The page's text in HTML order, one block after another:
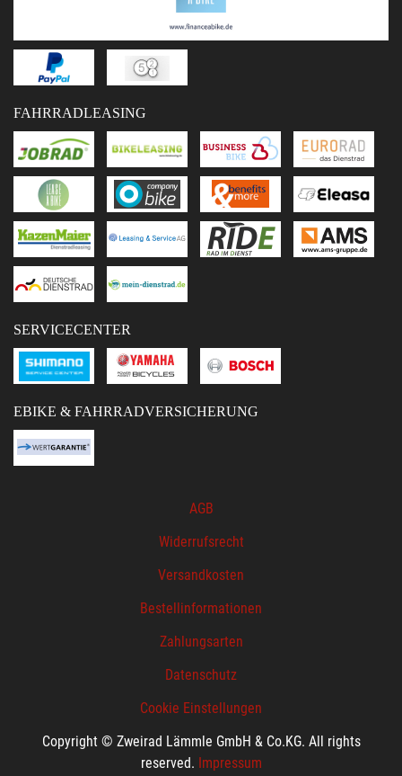
FAHRRADLEASING
SERVICECENTER
EBIKE & FAHRRADVERSICHERUNG
AGB
Widerrufsrecht
Versandkosten
Bestellinformationen
Zahlungsarten
Datenschutz
Cookie Einstellungen
Copyright © Zweirad Lämmle GmbH & Co.KG. All rights
reserved. Impressum